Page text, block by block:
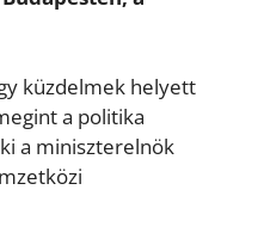
küzdelmek helyett
a politika
a miniszterelnök